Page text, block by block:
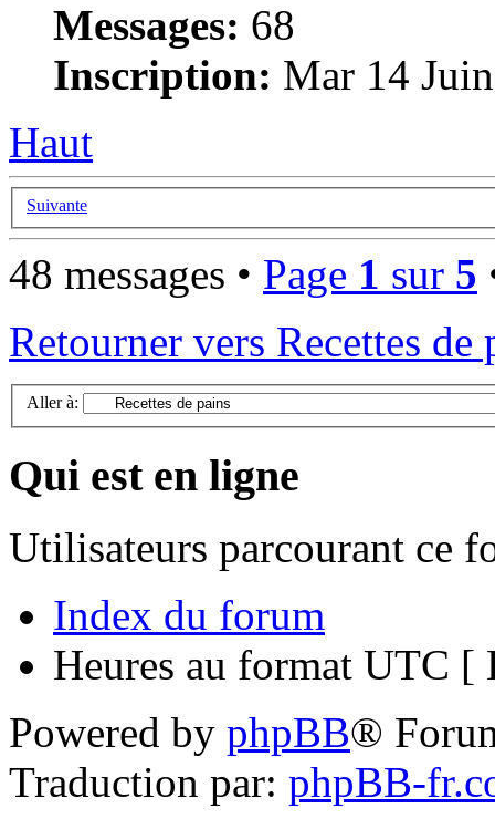
Messages: 68
Inscription: Mar 14
Haut
Suivante
48 messages • Page 1 sur 5
Retourner vers Recettes de
Aller à:
Qui est en ligne
Utilisateurs parcourant ce
Index du forum
Heures au format UTC [
Powered by phpBB®
Traduction par: phpBB-